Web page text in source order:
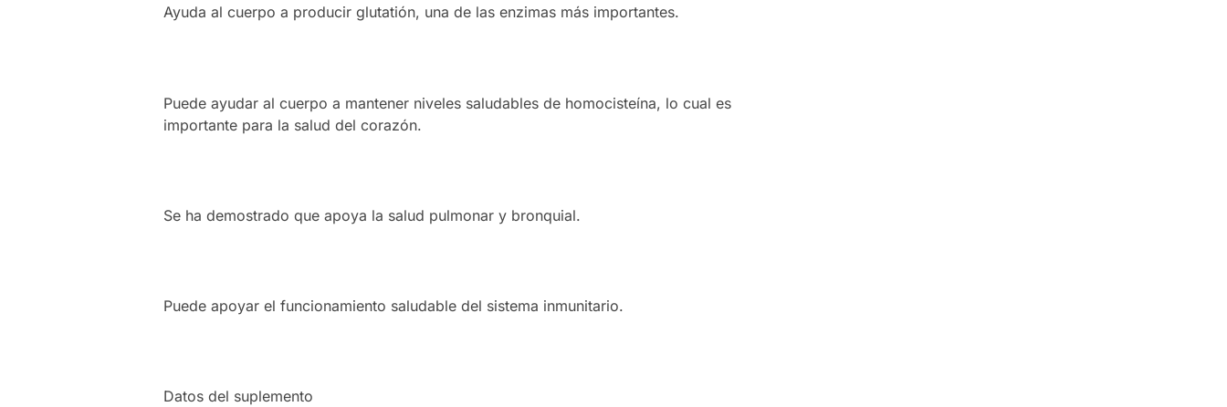
Ayuda al cuerpo a producir glutatión, una de las enzimas más importantes.
Puede ayudar al cuerpo a mantener niveles saludables de homocisteína, lo cual es
importante para la salud del corazón.
Se ha demostrado que apoya la salud pulmonar y bronquial.
Puede apoyar el funcionamiento saludable del sistema inmunitario.
Datos del suplemento